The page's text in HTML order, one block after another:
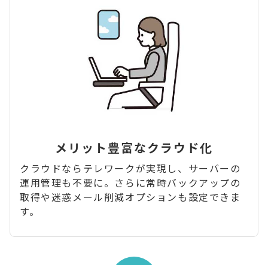
メリット豊富なクラウド化
クラウドならテレワークが実現し、サーバーの
運用管理も不要に。さらに常時バックアップの
取得や迷惑メール削減オプションも設定できま
す。